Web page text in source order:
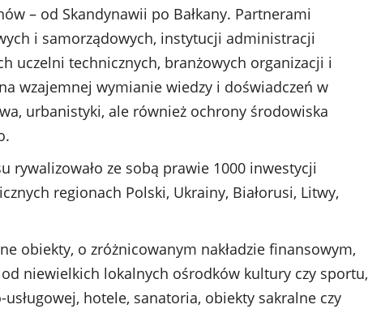
– od Skandynawii po Bałkany. Partnerami
i samorządowych, instytucji administracji
uczelni technicznych, branżowych organizacji i
wzajemnej wymianie wiedzy i doświadczeń w
urbanistyki, ale również ochrony środowiska
rywalizowało ze sobą prawie 1000 inwestycji
regionach Polski, Ukrainy, Białorusi, Litwy,
obiekty, o zróżnicowanym nakładzie finansowym,
niewielkich lokalnych ośrodków kultury czy sportu,
hotele, sanatoria, obiekty sakralne czy